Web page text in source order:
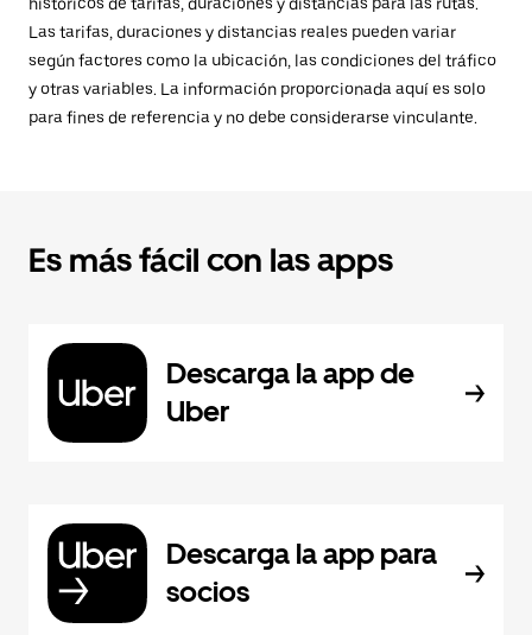
Las tarifas, duraciones y distancias reales pueden variar
según factores como la ubicación, las condiciones del tráfico
y otras variables. La información proporcionada aquí es solo
para fines de referencia y no debe considerarse vinculante.
Es más fácil con las apps
Descarga la app de
Uber
Descarga la app para
socios